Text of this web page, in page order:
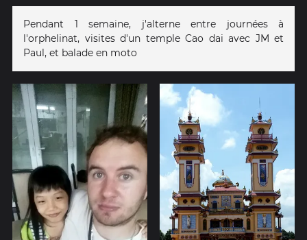
Pendant 1 semaine, j'alterne entre journées à
l'orphelinat, visites d'un temple Cao dai avec JM et
Paul, et balade en moto